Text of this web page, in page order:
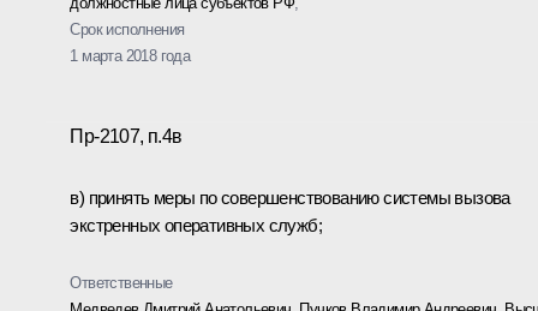
Срок исполнения
1 марта 2018 года
Пр-2107, п.4в
в) принять меры по совершенствованию системы вызова
экстренных оперативных служб;
Ответственные